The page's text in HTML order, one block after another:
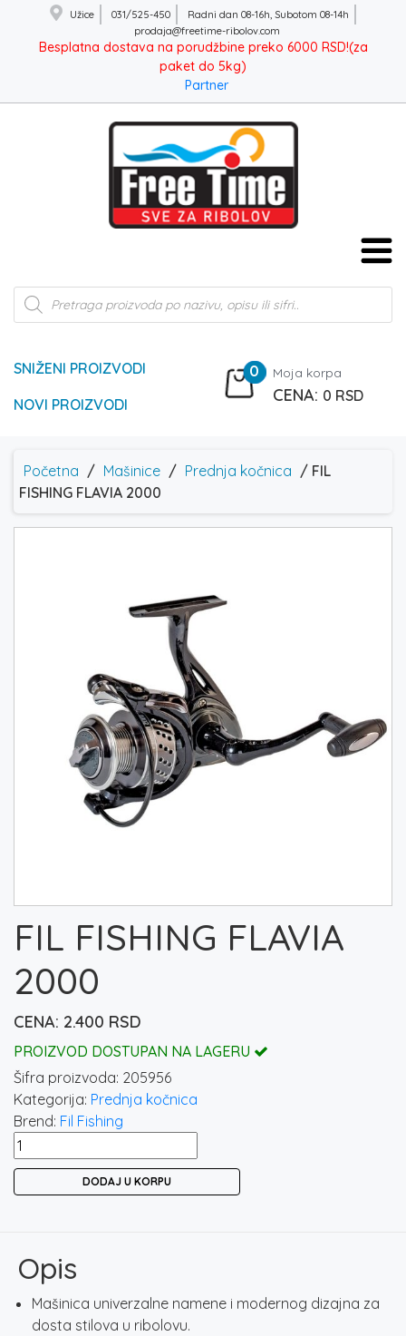
Užice 031/525-450
Radni dan 08-16h, Subotom 08-14h
prodaja@freetime-ribolov.com
Besplatna dostava na porudžbine preko 6000 RSD!(za
paket do 5kg)
Partner
Products
search
SNIŽENI PROIZVODI
NOVI PROIZVODI
0 Moja korpa
0 RSD
Početna / Mašinice / Prednja kočnica / FIL
FISHING FLAVIA 2000
FIL FISHING FLAVIA
2000
2.400 RSD
PROIZVOD DOSTUPAN NA LAGERU
Šifra proizvoda: 205956
Kategorija: Prednja kočnica
Brend: Fil Fishing
FIL
FISHING
DODAJ U KORPU
Opis
Mašinica univerzalne namene i modernog dizajna za
dosta stilova u ribolovu.